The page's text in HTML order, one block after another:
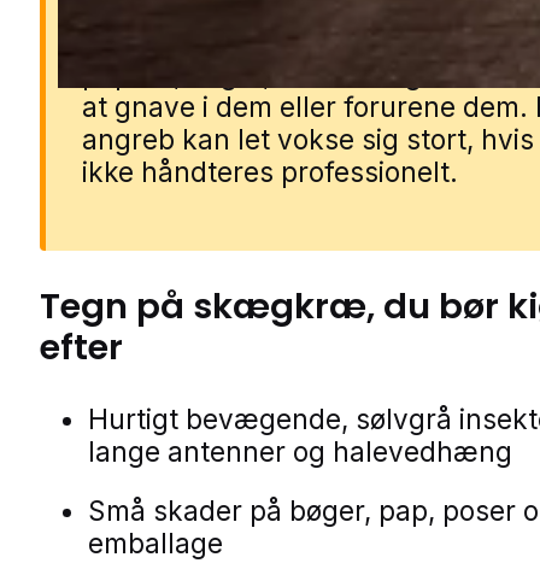
mørke områder. De kan ødelægge
papirer, bøger, tekstiler og
at gnave i dem eller forurene dem.
angreb kan let vokse sig stort,
ikke håndteres professionelt.
Tegn på skægkræ, du bør
efter
Hurtigt bevægende, sølvgrå
lange antenner og halevedhæng
Små skader på bøger, pap, poser
emballage